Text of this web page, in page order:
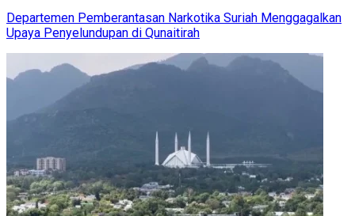
Departemen Pemberantasan Narkotika Suriah Menggagalkan
Upaya Penyelundupan di Qunaitirah